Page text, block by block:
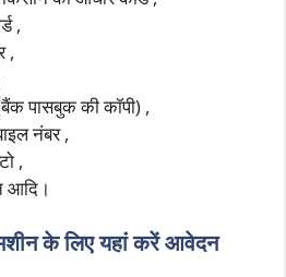
,
,
पासबुक की कॉपी) ,
नंबर ,
,
आदि।
के लिए यहां करें आवेदन